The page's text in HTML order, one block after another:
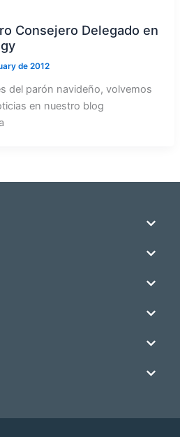
Consejero Delegado en
de 2012
del parón navideño, volvemos
en nuestro blog